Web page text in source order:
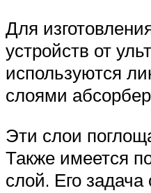
Для
устройств от
используются
слоями
Эти слои
Также имеется
слой. Его